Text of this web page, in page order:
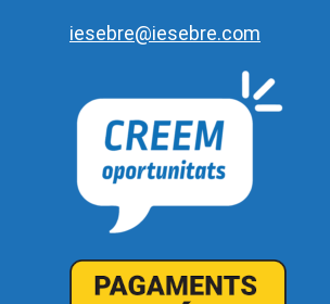
iesebre@iesebre.com